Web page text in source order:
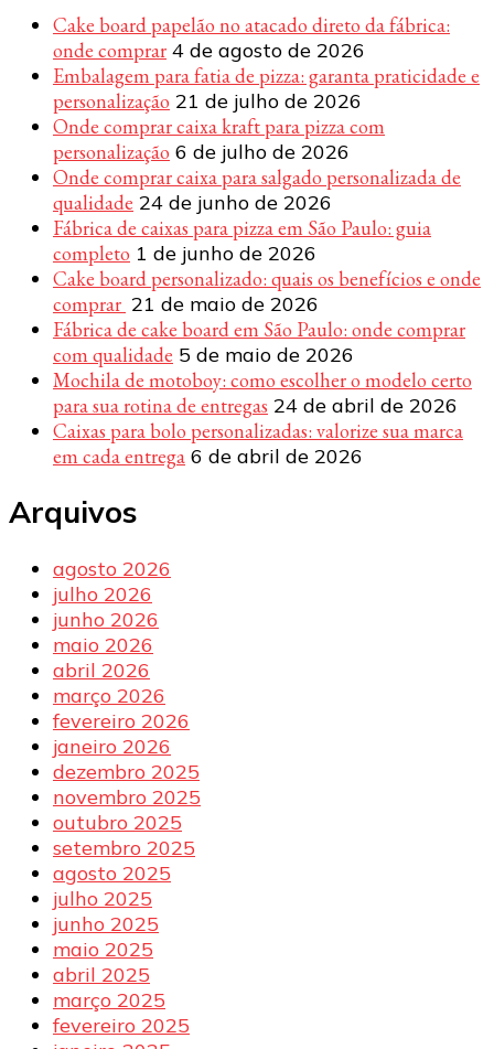
Cake board papelão no atacado direto da fábrica:
onde comprar 4 de agosto de 2026
Embalagem para fatia de pizza: garanta praticidade e
personalização 21 de julho de 2026
Onde comprar caixa kraft para pizza com
personalização 6 de julho de 2026
Onde comprar caixa para salgado personalizada de
qualidade 24 de junho de 2026
Fábrica de caixas para pizza em São Paulo: guia
completo 1 de junho de 2026
Cake board personalizado: quais os benefícios e onde
comprar 21 de maio de 2026
Fábrica de cake board em São Paulo: onde comprar
com qualidade 5 de maio de 2026
Mochila de motoboy: como escolher o modelo certo
para sua rotina de entregas 24 de abril de 2026
Caixas para bolo personalizadas: valorize sua marca
em cada entrega 6 de abril de 2026
Arquivos
agosto 2026
julho 2026
junho 2026
maio 2026
abril 2026
março 2026
fevereiro 2026
janeiro 2026
dezembro 2025
novembro 2025
outubro 2025
setembro 2025
agosto 2025
julho 2025
junho 2025
maio 2025
abril 2025
março 2025
fevereiro 2025